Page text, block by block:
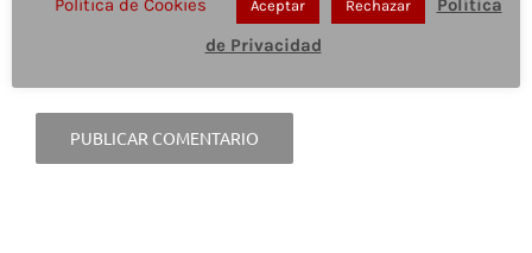
Guardar mi nombre, email y sitio web en este
Política de Cookies
Aceptar Rechazar
Política
de Privacidad